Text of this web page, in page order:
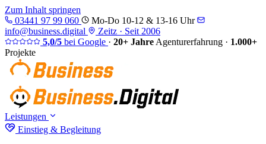
Zum Inhalt springen
03441 97 99 060
Mo-Do 10-12 & 13-16 Uhr
info@business.digital
Zeitz · Seit 2006
5,0/5 bei Google · 20+ Jahre Agenturerfahrung · 1.000+
Projekte
Leistungen
Einstieg & Begleitung